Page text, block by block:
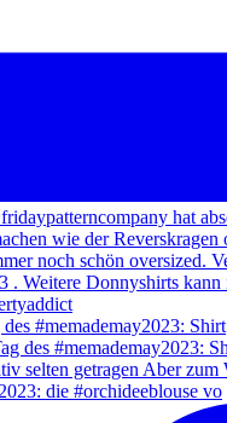
#memademay2023: Shirt
die #orchideeblouse vo